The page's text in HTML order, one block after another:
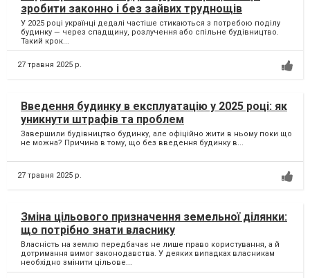
зробити законно і без зайвих труднощів
У 2025 році українці дедалі частіше стикаються з потребою поділу
будинку — через спадщину, розлучення або спільне будівництво.
Такий крок...
27 травня 2025 р.
Введення будинку в експлуатацію у 2025 році: як
уникнути штрафів та проблем
Завершили будівництво будинку, але офіційно жити в ньому поки що
не можна? Причина в тому, що без введення будинку в...
27 травня 2025 р.
Зміна цільового призначення земельної ділянки:
що потрібно знати власнику
Власність на землю передбачає не лише право користування, а й
дотримання вимог законодавства. У деяких випадках власникам
необхідно змінити цільове...